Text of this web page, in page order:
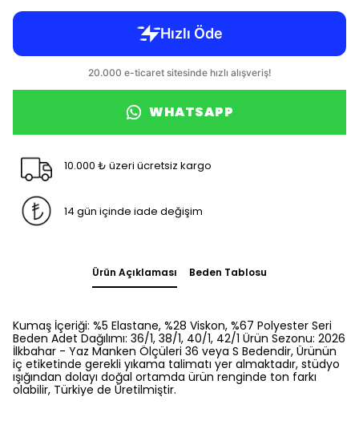
WHATSAPP
10.000 ₺ üzeri ücretsiz kargo
14 gün içinde iade değişim
Ürün Açıklaması Beden Tablosu
Kumaş İçeriği: %5 Elastane, %28 Viskon, %67 Polyester Seri
Beden Adet Dağılımı: 36/1, 38/1, 40/1, 42/1 Ürün Sezonu: 2026
İlkbahar - Yaz Manken Ölçüleri 36 veya S Bedendir, Ürünün
iç etiketinde gerekli yıkama talimatı yer almaktadır, stüdyo
ışığından dolayı doğal ortamda ürün renginde ton farkı
olabilir, Türkiye de Üretilmiştir.